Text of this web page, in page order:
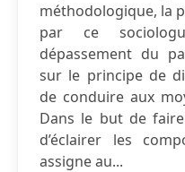
méthodologique, la
par ce
dépassement du
sur le principe de
de conduire aux
Dans le but de
d’éclairer les
assigne au...